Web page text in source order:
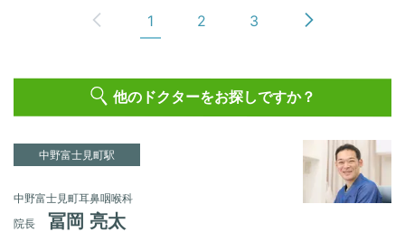
1 2 3
他のドクターをお探しですか？
中野富士見町駅
中野富士見町耳鼻咽喉科
院長
冨岡 亮太